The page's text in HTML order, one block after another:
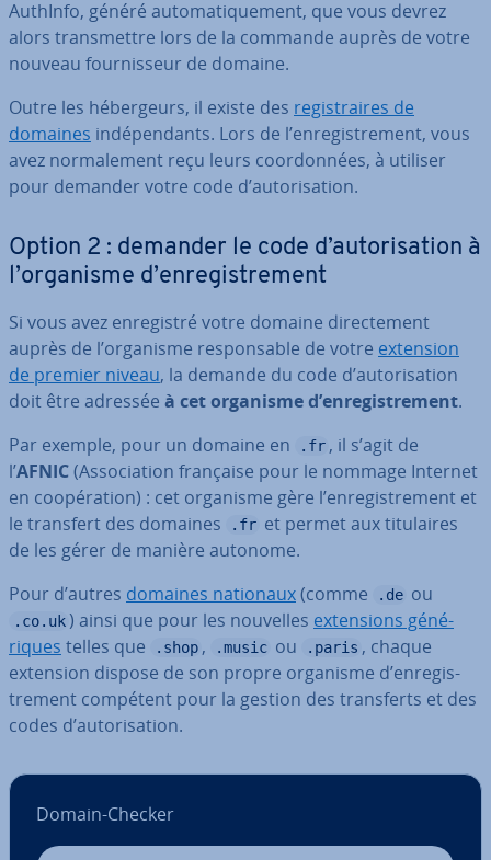
AuthInfo, généré au­to­ma­ti­que­ment, que vous devrez
alors trans­mettre lors de la commande auprès de votre
nouveau four­nis­seur de domaine.
Outre les hé­ber­geurs, il existe des re­gis­traires de
domaines in­dé­pen­dants. Lors de l’en­re­gis­tre­ment, vous
avez nor­ma­le­ment reçu leurs coor­don­nées, à utiliser
pour demander votre code d’au­to­ri­sa­tion.
Option 2 : demander le code d’au­to­ri­sa­tion à
l’organisme d’en­re­gis­tre­ment
Si vous avez en­re­gis­tré votre domaine di­rec­te­ment
auprès de l’organisme res­pon­sable de votre extension
de premier niveau, la demande du code d’au­to­ri­sa­tion
doit être adressée à cet organisme d’en­re­gis­tre­ment.
Par exemple, pour un domaine en
.fr , il s’agit de
l’AFNIC(As­so­cia­tion française pour le nommage Internet
en coo­pé­ra­tion) : cet organisme gère l’en­re­gis­tre­ment et
le transfert des domaines
.fr et permet aux ti­tu­laires
de les gérer de manière autonome.
Pour d’autres domaines nationaux(comme .de ou
.co.uk ) ainsi que pour les nouvelles ex­ten­sions gé­né­
riques telles que .shop , .music ou .paris , chaque
extension dispose de son propre organisme d’en­re­gis­
tre­ment compétent pour la gestion des trans­ferts et des
codes d’au­to­ri­sa­tion.
Domain-Checker